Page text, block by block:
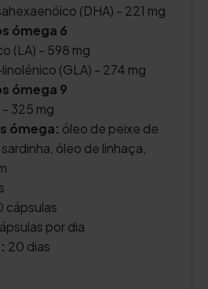
(DHA) - 221 mg
ómega 6
(LA) - 598 mg
(GLA) - 274 mg
ómega 9
325 mg
ómega: óleo de peixe de
óleo de linhaça,
cápsulas
por dia
20 dias